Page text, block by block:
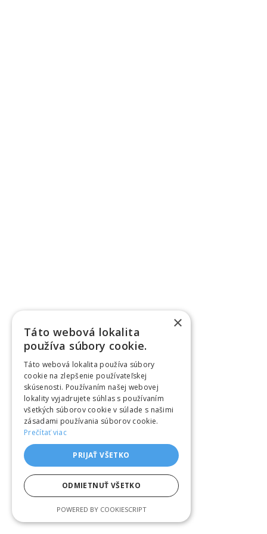
×
Táto webová lokalita
používa súbory cookie.
Táto webová lokalita používa súbory
cookie na zlepšenie používateľskej
skúsenosti. Používaním našej webovej
lokality vyjadrujete súhlas s používaním
všetkých súborov cookie v súlade s našimi
zásadami používania súborov cookie.
Prečítať viac
PRIJAŤ VŠETKO
ODMIETNUŤ VŠETKO
POWERED BY COOKIESCRIPT